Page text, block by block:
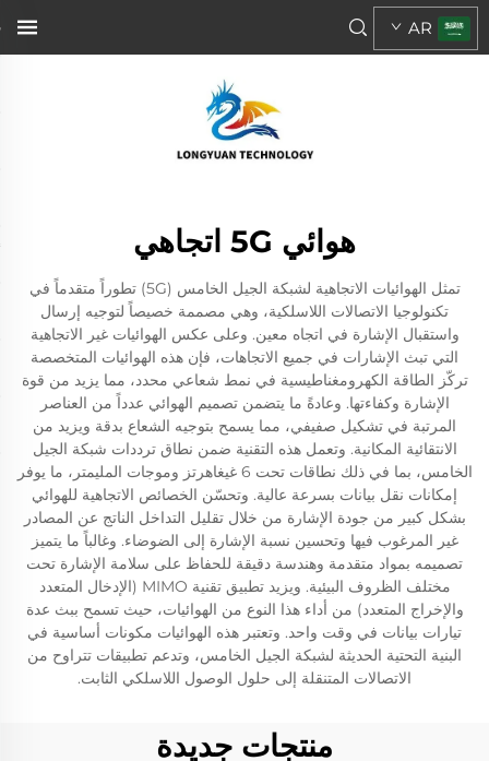
AR
هوائي 5G اتجاهي
تمثل الهوائيات الاتجاهية لشبكة الجيل الخامس (5G) تطوراً متقدماً في
تكنولوجيا الاتصالات اللاسلكية، وهي مصممة خصيصاً لتوجيه إرسال
واستقبال الإشارة في اتجاه معين. وعلى عكس الهوائيات غير الاتجاهية
التي تبث الإشارات في جميع الاتجاهات، فإن هذه الهوائيات المتخصصة
تركّز الطاقة الكهرومغناطيسية في نمط شعاعي محدد، مما يزيد من قوة
الإشارة وكفاءتها. وعادةً ما يتضمن تصميم الهوائي عدداً من العناصر
المرتبة في تشكيل صفيفي، مما يسمح بتوجيه الشعاع بدقة ويزيد من
الانتقائية المكانية. وتعمل هذه التقنية ضمن نطاق ترددات شبكة الجيل
الخامس، بما في ذلك نطاقات تحت 6 غيغاهرتز وموجات المليمتر، ما يوفر
إمكانات نقل بيانات بسرعة عالية. وتحسّن الخصائص الاتجاهية للهوائي
بشكل كبير من جودة الإشارة من خلال تقليل التداخل الناتج عن المصادر
غير المرغوب فيها وتحسين نسبة الإشارة إلى الضوضاء. وغالباً ما يتميز
تصميمه بمواد متقدمة وهندسة دقيقة للحفاظ على سلامة الإشارة تحت
مختلف الظروف البيئية. ويزيد تطبيق تقنية MIMO (الإدخال المتعدد
والإخراج المتعدد) من أداء هذا النوع من الهوائيات، حيث تسمح ببث عدة
تيارات بيانات في وقت واحد. وتعتبر هذه الهوائيات مكونات أساسية في
البنية التحتية الحديثة لشبكة الجيل الخامس، وتدعم تطبيقات تتراوح من
الاتصالات المتنقلة إلى حلول الوصول اللاسلكي الثابت.
منتجات جديدة